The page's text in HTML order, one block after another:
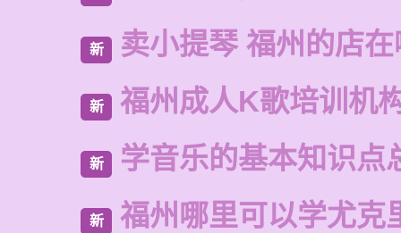
新 卖小提琴 福州的店
新 福州成人K歌培训机
新 学音乐的基本知识点
新 福州哪里可以学尤克